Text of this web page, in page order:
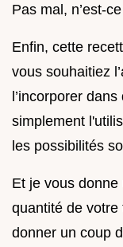
Pas mal, n’est-
Enfin, cette
vous souhaitiez
l’incorporer
simplement
les possibilités
Et je vous
quantité de
donner un coup